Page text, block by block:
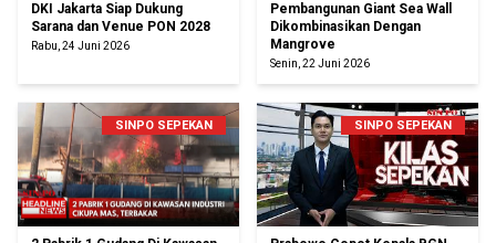
DKI Jakarta Siap Dukung
Sarana dan Venue PON 2028
Rabu, 24 Juni 2026
Pembangunan Giant Sea Wall
Dikombinasikan Dengan
Mangrove
Senin, 22 Juni 2026
SINPO SEPEKAN SINPO SEPEKAN